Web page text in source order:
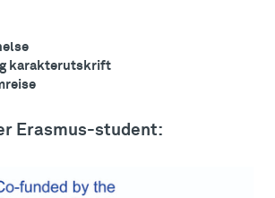
karakterutskrift
Erasmus-student: